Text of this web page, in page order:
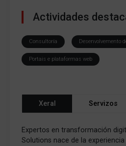
Actividades
Consultoría Desenvolvemento
Portais e plataformas web
Xeral Servizos
Expertos en transformación
Solutions nace de la